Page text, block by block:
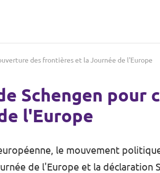
des frontières et la Journée de l'Europe
Schengen pour
l'Europe
le mouvement
de l'Europe et la déclaration